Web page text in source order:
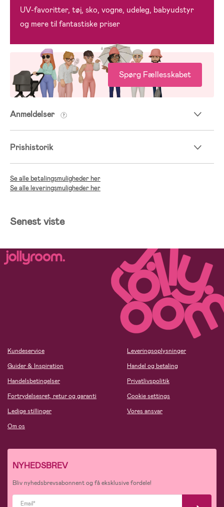
UV-favoritter, tøj, sko, vogne, udeleg, babyudstyr
og mere til fantastiske priser
Spørg Fællesskabet
Anmeldelser
Prishistorik
Se alle betalingsmuligheder her
Se alle leveringsmuligheder her
Senest viste
Kundeservice
Guider & Inspiration
Handelsbetingelser
Fortrydelsesret, retur og garanti
Ledige stillinger
Om os
Leveringsoplysninger
Handel og betaling
Privatlivspolitik
Cookie settings
Vores ansvar
NYHEDSBREV
Bliv nyhedsbrevsabonnent og få eksklusive fordele!
Email*